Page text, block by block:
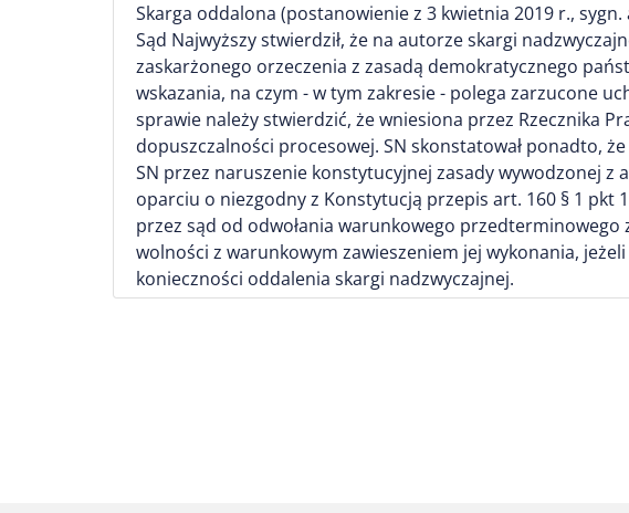
Skarga oddalona (postanowienie z 3 kwietnia 2019 r., sygn.
Sąd Najwyższy stwierdził, że na autorze skargi
zaskarżonego orzeczenia z zasadą demokratycznego
wskazania, na czym - w tym zakresie - polega zarzucone
sprawie należy stwierdzić, że wniesiona przez Rzecznika
dopuszczalności procesowej. SN skonstatował ponadto,
SN przez naruszenie konstytucyjnej zasady wywodzonej
oparciu o niezgodny z Konstytucją przepis art. 160 § 1 pkt
przez sąd od odwołania warunkowego
wolności z warunkowym zawieszeniem jej wykonania,
konieczności oddalenia skargi nadzwyczajnej.